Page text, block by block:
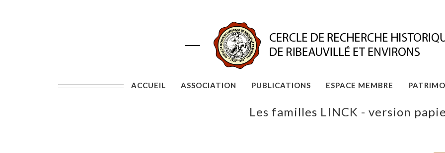
ACCUEIL ASSOCIATION PUBLICATIONS ESPACE MEMBRE
Les familles LINCK - version